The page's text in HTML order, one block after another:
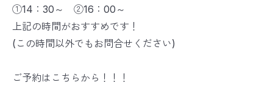
①14：30～ ②16：00～
上記の時間がおすすめです！
(この時間以外でもお問合せください)
ご予約はこちらから！！！